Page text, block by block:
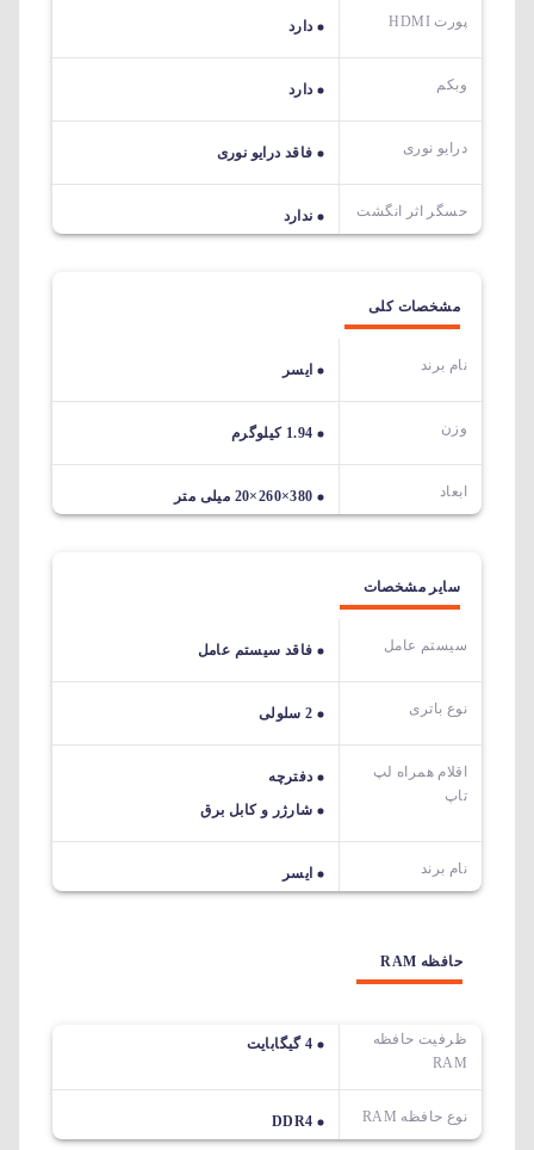
پورت HDMI دارد
وبکم دارد
درایو نوری فاقد درایو نوری
حسگر اثر انگشت ندارد
مشخصات کلی
نام برند ایسر
وزن 1.94 کیلوگرم
ابعاد 380×260×20 میلی متر
سایر مشخصات
سیستم عامل فاقد سیستم عامل
نوع باتری 2 سلولی
اقلام همراه لپ
تاپ
دفترچه
شارژر و کابل برق
نام برند ایسر
حافظه RAM
ظرفیت حافظه
RAM
4 گیگابایت
نوع حافظه RAM DDR4